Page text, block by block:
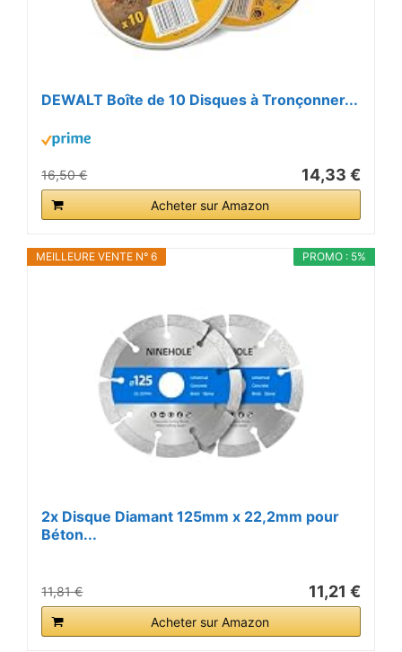
DEWALT Boîte de 10 Disques à Tronçonner...
16,50 € 14,33 €
Acheter sur Amazon
PROMO : 5%
MEILLEURE VENTE N° 6
2x Disque Diamant 125mm x 22,2mm pour
Béton...
11,81 € 11,21 €
Acheter sur Amazon